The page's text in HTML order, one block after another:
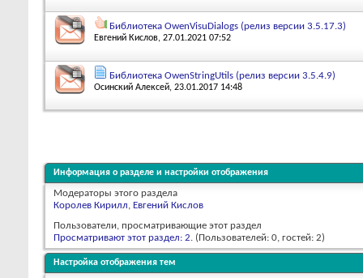
Библиотека OwenVisuDialogs (релиз версии 3.5.17.3)
Евгений Кислов, 27.01.2021 07:52
Библиотека OwenStringUtils (релиз версии 3.5.4.9)
Осинский Алексей, 23.01.2017 14:48
Информация о разделе и настройки отображения
Модераторы этого раздела
Королев Кирилл, Евгений Кислов
Пользователи, просматривающие этот раздел
Просматривают этот раздел: 2. (Пользователей: 0, гостей: 2)
Настройка отображения тем